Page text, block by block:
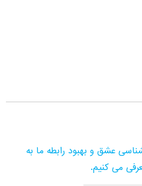
عشق و بهبود رابطه ما به
می کنیم.